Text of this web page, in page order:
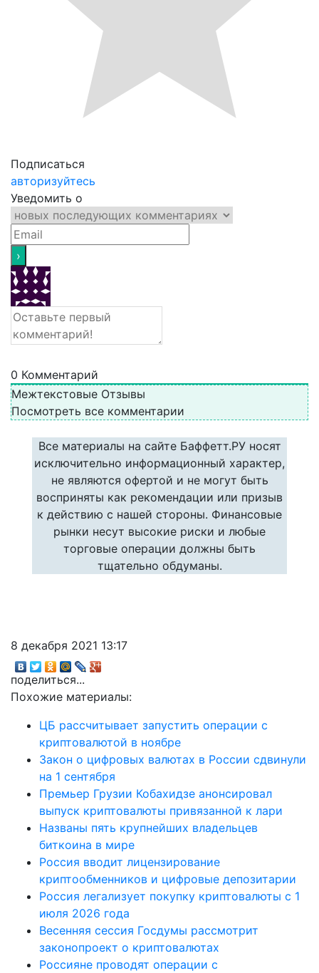
Подписаться
авторизуйтесь
Уведомить о
0 Комментарий
Межтекстовые Отзывы
Посмотреть все комментарии
Все материалы на сайте Баффетт.РУ носят
исключительно информационный характер,
не являются офертой и не могут быть
восприняты как рекомендации или призыв
к действию с нашей стороны. Финансовые
рынки несут высокие риски и любые
торговые операции должны быть
тщательно обдуманы.
8 декабря 2021 13:17
поделиться...
Похожие материалы:
ЦБ рассчитывает запустить операции с
криптовалютой в ноябре
Закон о цифровых валютах в России сдвинули
на 1 сентября
Премьер Грузии Кобахидзе анонсировал
выпуск криптовалюты привязанной к лари
Названы пять крупнейших владельцев
биткоина в мире
Россия вводит лицензирование
криптообменников и цифровые депозитарии
Россия легализует покупку криптовалюты с 1
июля 2026 года
Весенняя сессия Госдумы рассмотрит
законопроект о криптовалютах
Россияне проводят операции с